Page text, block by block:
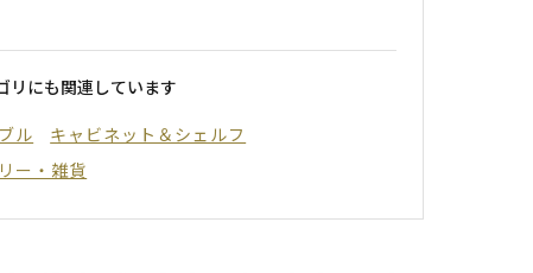
リにも関連しています
ル
キャビネット＆シェルフ
ー・雑貨